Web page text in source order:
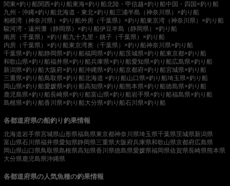
関東×釣り船関西×釣り船東海×釣り船北陸・甲信越×釣り船中国・四国×釣り船
九州・沖縄×釣り船北海道・東北×釣り船三浦半島（神奈川県）×釣り船
相模湾（神奈川県）×釣り船外房（千葉県）×釣り船東京湾（神奈川県）×釣り船
駿河湾・遠州灘（静岡県）×釣り船伊豆半島（静岡県）×釣り船
南房（千葉県）×釣り船九十九里・銚子（千葉県）×釣り船
内房（千葉県）×釣り船東京湾奥（千葉県）×釣り船神奈川県×釣り船
千葉県×釣り船静岡県×釣り船福岡県×釣り船茨城県×釣り船東京都×釣り船
和歌山県×釣り船福井県×釣り船兵庫県×釣り船愛知県×釣り船広島県×釣り船
新潟県×釣り船大阪府×釣り船沖縄県×釣り船京都府×釣り船宮城県×釣り船
三重県×釣り船鳥取県×釣り船北海道 ×釣り船山口県×釣り船埼玉県×釣り船
岡山県×釣り船愛媛県×釣り船高知県×釣り船熊本県×釣り船徳島県×釣り船
鹿児島県×釣り船長崎県×釣り船富山県×釣り船岩手県×釣り船福島県×釣り船
島根県×釣り船香川県×釣り船大分県×釣り船石川県×釣り船
各都道府県の船釣り釣果情報
北海道岩手県宮城県山形県福島県東京都神奈川県埼玉県千葉県茨城県新潟県
富山県石川県福井県愛知県静岡県三重県大阪府兵庫県和歌山県京都府広島県
岡山県山口県鳥取県島根県高知県香川県徳島県愛媛県福岡県佐賀県長崎県熊本県
大分県鹿児島県沖縄県
各都道府県の人気魚種の釣果情報